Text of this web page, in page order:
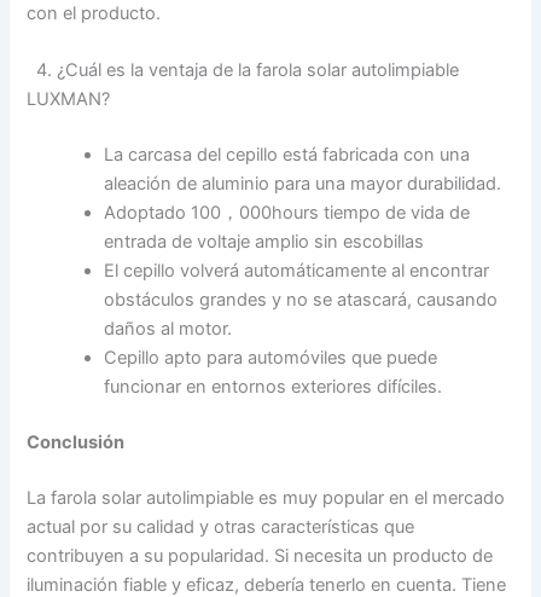
con el producto.
4. ¿Cuál es la ventaja de la farola solar autolimpiable
LUXMAN?
La carcasa del cepillo está fabricada con una
aleación de aluminio para una mayor durabilidad.
Adoptado 100，000hours tiempo de vida de
entrada de voltaje amplio sin escobillas
El cepillo volverá automáticamente al encontrar
obstáculos grandes y no se atascará, causando
daños al motor.
Cepillo apto para automóviles que puede
funcionar en entornos exteriores difíciles.
Conclusión
La farola solar autolimpiable es muy popular en el mercado
actual por su calidad y otras características que
contribuyen a su popularidad. Si necesita un producto de
iluminación fiable y eficaz, debería tenerlo en cuenta. Tiene